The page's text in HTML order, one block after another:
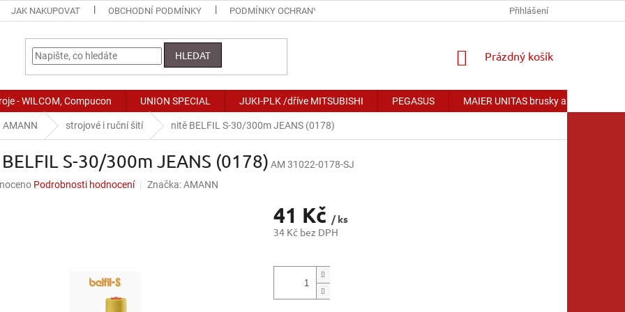
JAK NAKUPOVAT OBCHODNÍ PODMÍNKY PODMÍNKY OCHRANY OSOBNÍCH ÚDAJŮ Přihlášení
HLEDAT
NÁKUPNÍ
Prázdný košík
- WILCOM, Compucon UNION SPECIAL JUKI-PLK /dříve MITSUBISHI PEGASUS MAIER UNITAS brusky a příslušenství
AMANN strojové i ruční šití nitě BELFIL S-30/300m JEANS (0178)
S-30/300m JEANS (0178) AM 31022-0178-SJ
Podrobnosti hodnocení Značka:AMANN
41 Kč / ks
34 Kč bez DPH
cena: